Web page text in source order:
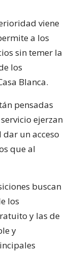
viene
a los
sin temer la
los
Blanca.
pensadas
ejerzan
un acceso
que al
buscan
los
y las de
y